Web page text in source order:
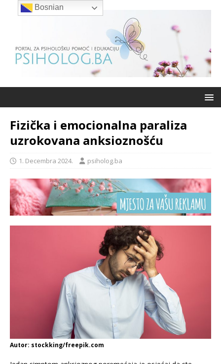
Fizička i emocionalna paraliza
uzrokovana anksioznošću
1. Decembra 2024. psiholog.ba
Autor: stockking/freepik.com
Bosnian